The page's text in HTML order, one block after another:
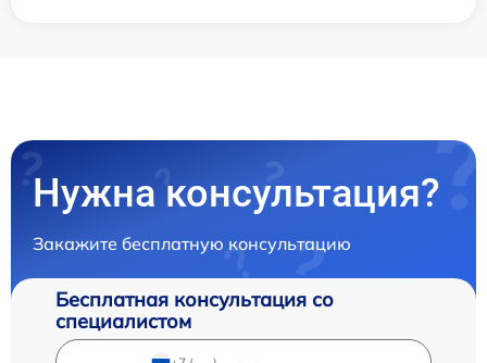
Нужна консультация?
Закажите бесплатную консультацию
Бесплатная консультация со
специалистом